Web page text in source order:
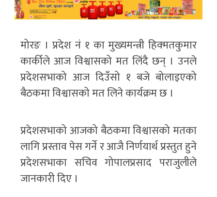
मोरङ । प्रदेश नं १ का मुख्यमन्त्री हिक्मतकुमार
कार्कीले आज विश्वासको मत लिंदै छन् । उनले
प्रदेशसभाको आज दिउँसो १ बजे बोलाइएको
बैठकमा विश्वासको मत लिने कार्यक्रम छ ।
प्रदेशसभाको आजको बैठकमा विश्वासको मतका
लागि प्रस्ताव पेस गर्ने र आजै निर्णयार्थ प्रस्तुत हुने
प्रदेशसभाका सचिव गोपालप्रसाद पराजुलीले
जानकारी दिए ।